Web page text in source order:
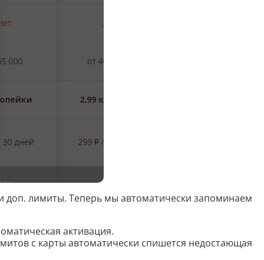
Генератор html-кода
Редактирование
Сравнить два текста
Вакансия
доп. лимиты. Теперь мы автоматически запоминаем
активация.
с карты автоматически спишется недостающая